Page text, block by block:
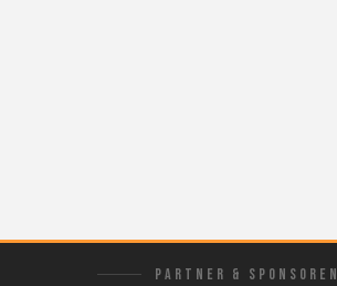
PARTNER & SPONSOREN